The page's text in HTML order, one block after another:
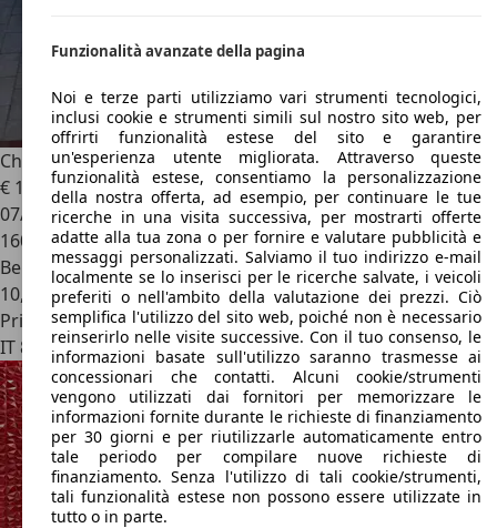
Chrysler CrossfireRoadster 3.2 V6 18v Limited
€ 12.000
07/2005
160.000 km
Benzina
10,4 l/100 km (comb.)
Privato
IT 85050Potenza
Funzionalità avanzate della pagina
Noi e terze parti utilizziamo vari strumenti tecnologici,
inclusi cookie e strumenti simili sul nostro sito web, per
offrirti funzionalità estese del sito e garantire
un'esperienza utente migliorata. Attraverso queste
funzionalità estese, consentiamo la personalizzazione
della nostra offerta, ad esempio, per continuare le tue
ricerche in una visita successiva, per mostrarti offerte
adatte alla tua zona o per fornire e valutare pubblicità e
messaggi personalizzati. Salviamo il tuo indirizzo e-mail
localmente se lo inserisci per le ricerche salvate, i veicoli
preferiti o nell'ambito della valutazione dei prezzi. Ciò
semplifica l'utilizzo del sito web, poiché non è necessario
reinserirlo nelle visite successive. Con il tuo consenso, le
informazioni basate sull'utilizzo saranno trasmesse ai
concessionari che contatti. Alcuni cookie/strumenti
vengono utilizzati dai fornitori per memorizzare le
informazioni fornite durante le richieste di finanziamento
per 30 giorni e per riutilizzarle automaticamente entro
tale periodo per compilare nuove richieste di
finanziamento. Senza l'utilizzo di tali cookie/strumenti,
tali funzionalità estese non possono essere utilizzate in
tutto o in parte.